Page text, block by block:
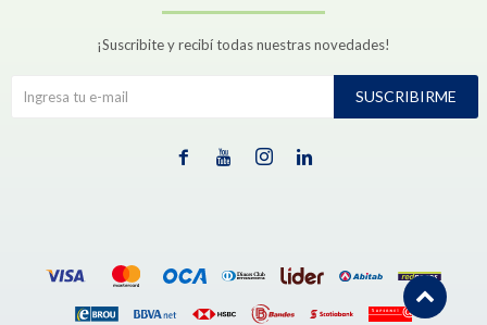
¡Suscribite y recibí todas nuestras novedades!
SUSCRIBIRME
   